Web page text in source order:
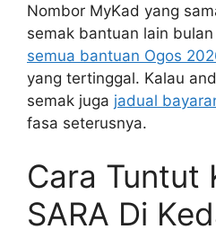
Nombor MyKad yang
semak bantuan lain
semua bantuan Ogos
yang tertinggal. Kalau
semak juga jadual
fasa seterusnya.
Cara Tuntut
SARA Di